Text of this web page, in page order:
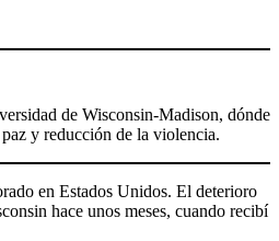
de Wisconsin-Madison, dónde
y reducción de la violencia.
en Estados Unidos. El deterioro
hace unos meses, cuando recibí